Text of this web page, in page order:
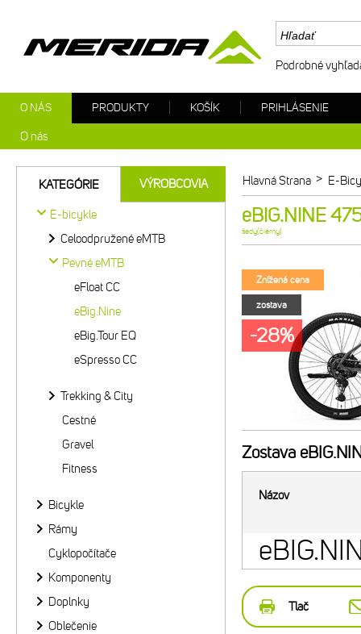
Hlavná Strana > E-
eBIG.NINE
šedý(čierny)
Znížená cena
zostava
-28%
Zostava
Názov
Tlač
KATEGÓRIE VÝROBCOVIA
E-bicykle
Celoodpružené eMTB
Pevné eMTB
eFloat CC
eBig.Nine
eBig.Tour EQ
eSpresso CC
Trekking & City
Cestné
Gravel
Fitness
Bicykle
Rámy
Cyklopočítače
Komponenty
Doplnky
Oblečenie
Podrobné
O NÁS
O nás
PRODUKTY KOŠÍK PRIHLÁSENIE